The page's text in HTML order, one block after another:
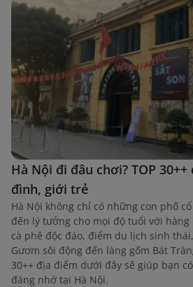
Hà Nội đi đâu chơi? TOP
đình, giới trẻ
Hà Nội không chỉ có những con phố
đến lý tưởng cho mọi độ tuổi với
cà phê độc đáo, điểm du lịch sinh
Gươm sôi động đến làng gốm Bát
30++ địa điểm dưới đây sẽ giúp bạn
đáng nhớ tại Hà Nội.